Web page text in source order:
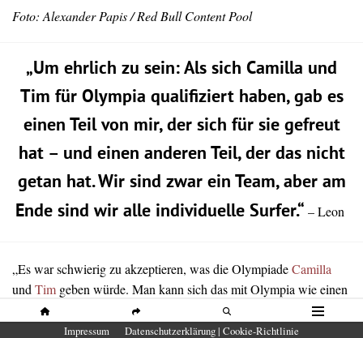
SHARE SUCHE
Foto: Alexander Papis / Red Bull Content Pool
„Um ehrlich zu sein: Als sich Camilla und
Tim für Olympia qualifiziert haben, gab es
einen Teil von mir, der sich für sie gefreut
hat – und einen anderen Teil, der das nicht
getan hat. Wir sind zwar ein Team, aber am
Ende sind wir alle individuelle Surfer.“ – Leon
„Es war schwierig zu akzeptieren, was die OlympiadeCamilla
und Tim geben würde. Man kann sich das mit Olympia wie einen
Kuchen vorstellen. Nach meiner Qualifikation 2021 hatte ich den
ganzen Kuchen für mich, selbst die Krümel. Und plötzlich wurde
Impressum Datenschutzerklärung | Cookie-Richtlinie